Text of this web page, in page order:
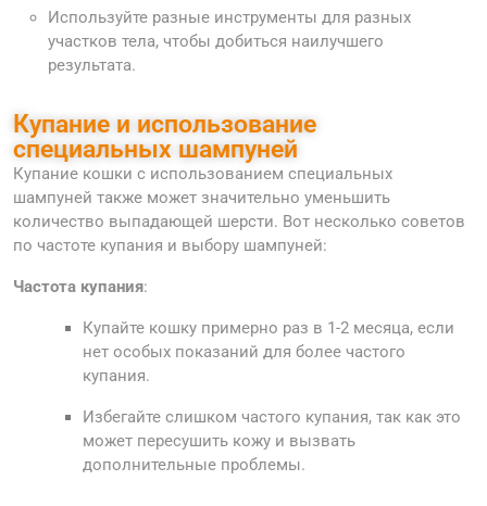
Используйте разные инструменты для разных
участков тела, чтобы добиться наилучшего
результата.
Купание и использование
специальных шампуней
Купание кошки с использованием специальных
шампуней также может значительно уменьшить
количество выпадающей шерсти. Вот несколько советов
по частоте купания и выбору шампуней:
Частота купания:
Купайте кошку примерно раз в 1-2 месяца, если
нет особых показаний для более частого
купания.
Избегайте слишком частого купания, так как это
может пересушить кожу и вызвать
дополнительные проблемы.